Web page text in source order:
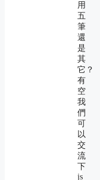
用
五
筆
還
是
其
它？
有
空
我
們
可
以
交
流
下
js